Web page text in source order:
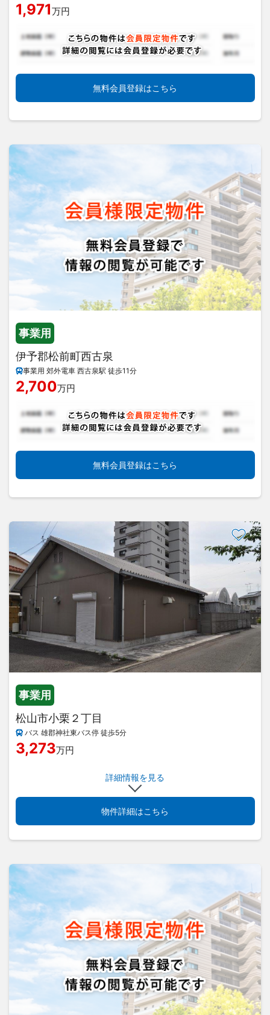
1,971万円
無料会員登録はこちら
事業用
伊予郡松前町西古泉
事業用 郊外電車 西古泉駅 徒歩11分
2,700万円
無料会員登録はこちら
事業用
松山市小栗２丁目
バス 雄郡神社東バス停 徒歩5分
3,273万円
詳細情報を見る
物件詳細はこちら